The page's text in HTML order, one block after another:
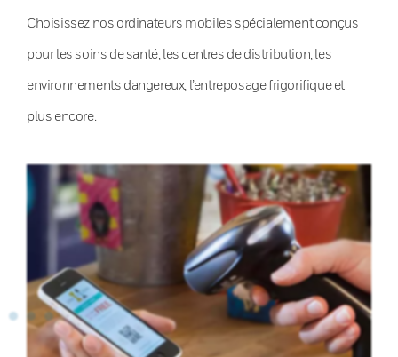
Choisissez nos ordinateurs mobiles spécialement conçus
pour les soins de santé, les centres de distribution, les
environnements dangereux, l’entreposage frigorifique et
plus encore.